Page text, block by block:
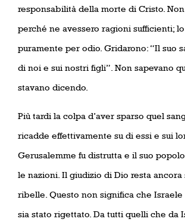
responsabilità della morte di Cristo.
perché ne avessero ragioni sufficienti;
puramente per odio. Gridarono: “Il suo
di noi e sui nostri figli”. Non sapevano
stavano dicendo.
Più tardi la colpa d’aver sparso quel
ricadde effettivamente su di essi e sui
Gerusalemme fu distrutta e il suo
le nazioni. Il giudizio di Dio resta ancora
ribelle. Questo non significa che
sia stato rigettato. Da tutti quelli che da